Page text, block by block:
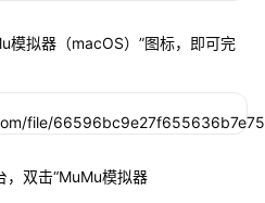
模拟器（macOS）”图标，即可完
双击“MuMu模拟器